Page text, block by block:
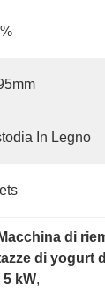
In Legno
Macchina di
di yogurt
5 kW,